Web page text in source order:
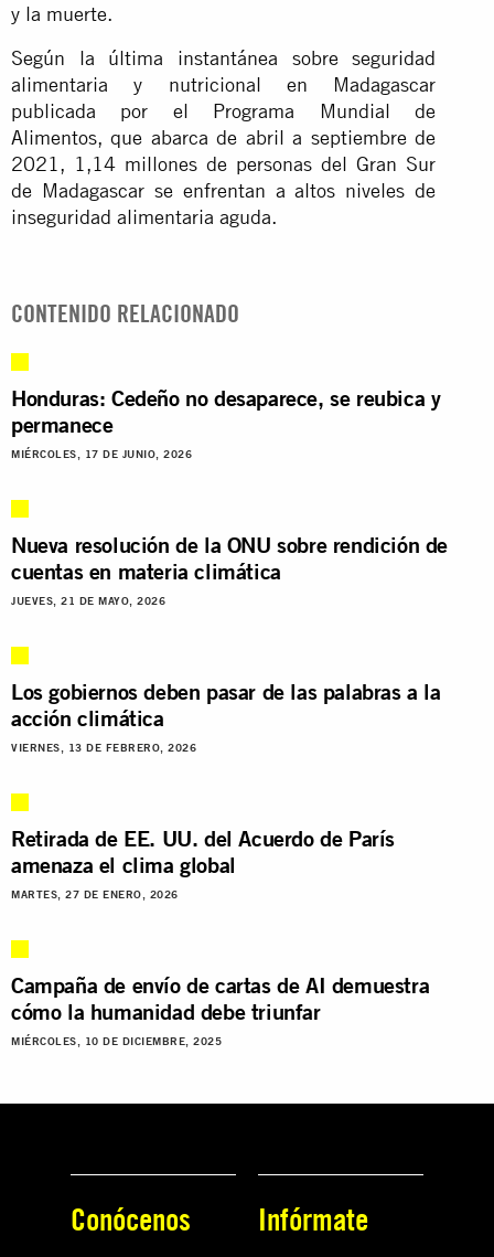
y la muerte.
Según la última instantánea sobre seguridad
alimentaria y nutricional en Madagascar
publicada por el Programa Mundial de
Alimentos, que abarca de abril a septiembre de
2021, 1,14 millones de personas del Gran Sur
de Madagascar se enfrentan a altos niveles de
inseguridad alimentaria aguda.
CONTENIDO RELACIONADO
Honduras: Cedeño no desaparece, se reubica y
permanece
MIÉRCOLES, 17 DE JUNIO, 2026
Nueva resolución de la ONU sobre rendición de
cuentas en materia climática
JUEVES, 21 DE MAYO, 2026
Los gobiernos deben pasar de las palabras a la
acción climática
VIERNES, 13 DE FEBRERO, 2026
Retirada de EE. UU. del Acuerdo de París
amenaza el clima global
MARTES, 27 DE ENERO, 2026
Campaña de envío de cartas de AI demuestra
cómo la humanidad debe triunfar
MIÉRCOLES, 10 DE DICIEMBRE, 2025
Conócenos Infórmate